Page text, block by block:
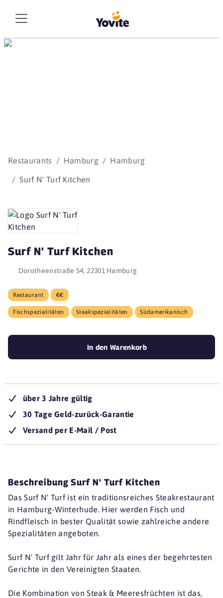
Restaurants Hamburg Hamburg
Surf N' Turf Kitchen
Surf N' Turf Kitchen
Dorotheenstraße 54, 22301 Hamburg
Restaurant €€
Fischspezialitäten Steakspezialitäten Südamerikanisch
In den Warenkorb
über 3 Jahre gültig
30 Tage Geld-zurück-Garantie
Versand per E-Mail / Post
Beschreibung Surf N' Turf Kitchen
Das Surf N' Turf ist ein traditionsreiches Steakrestaurant
in Hamburg-Winterhude. Hier werden Fisch und
Rindfleisch in bester Qualität sowie zahlreiche andere
Spezialitäten angeboten.
Surf N' Turf gilt Jahr für Jahr als eines der begehrtesten
Gerichte in den Vereinigten Staaten.
Die Kombination von Steak & Meeresfrüchten ist das,